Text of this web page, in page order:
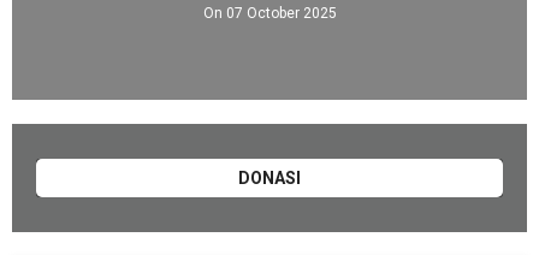
On 07 October 2025
DONASI